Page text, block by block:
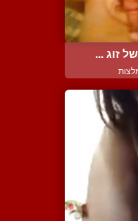
זוג ...